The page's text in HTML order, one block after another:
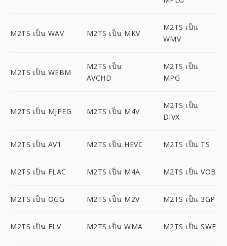
M2TS เป็น WAV M2TS เป็น MKV
M2TS เป็น
WMV
M2TS เป็น WEBM
M2TS เป็น
AVCHD
M2TS เป็น
MPG
M2TS เป็น MJPEG M2TS เป็น M4V
M2TS เป็น
DIVX
M2TS เป็น AV1 M2TS เป็น HEVC M2TS เป็น TS
M2TS เป็น FLAC M2TS เป็น M4A M2TS เป็น VOB
M2TS เป็น OGG M2TS เป็น M2V M2TS เป็น 3GP
M2TS เป็น FLV M2TS เป็น WMA M2TS เป็น SWF